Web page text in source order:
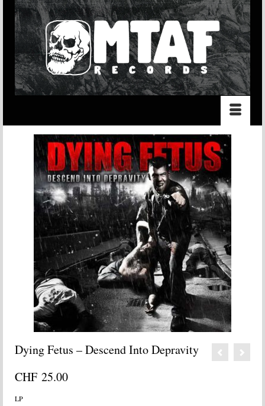
Dying Fetus – Descend Into Depravity
CHF 25.00
LP